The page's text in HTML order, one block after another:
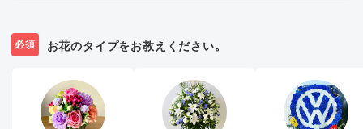
必須 お花のタイプをお教えください。